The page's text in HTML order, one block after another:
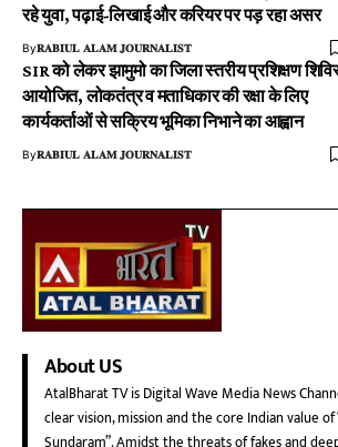
रहे युवा, पढ़ाई-लिखाई और करियर पर पड़ रहा असर
By𝐑𝐀𝐁𝐈𝐔𝐋 𝐀𝐋𝐀𝐌 𝐉𝐎𝐔𝐑𝐍𝐀𝐋𝐈𝐒𝐓
SIR को लेकर झामुमो का जिला स्तरीय प्रशिक्षण
आयोजित, लोकतंत्र व मताधिकार की रक्षा के लिए
कार्यकर्ताओं से सक्रिय भूमिका निभाने का आह्वान
By𝐑𝐀𝐁𝐈𝐔𝐋 𝐀𝐋𝐀𝐌 𝐉𝐎𝐔𝐑𝐍𝐀𝐋𝐈𝐒𝐓
About US
AtalBharat TV is Digital Wave Media News
clear vision, mission and the core Indian value of
Sundaram”. Amidst the threats of fakes and